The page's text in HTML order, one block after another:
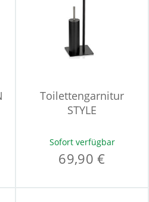
Toilettengarnitur
STYLE
Sofort verfügbar
69,90 €